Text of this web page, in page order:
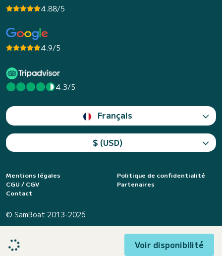
Voir disponibilité
4.88/5
4.9/5
4.3/5
Français
$ (USD)
Mentions légales
Politique de confidentialité
CGU / CGV
Partenaires
Contact
© SamBoat 2013-2026